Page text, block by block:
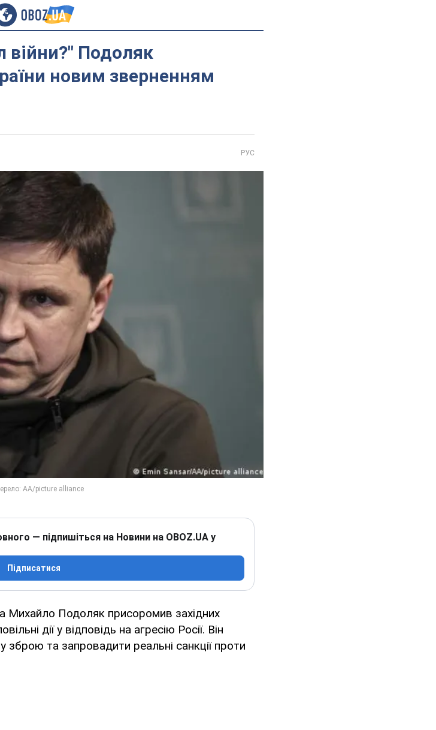
війни?" Подоляк
новим зверненням
РУС
— підпишіться на Новини на OBOZ.UA у
Підписатися
Михайло Подоляк присоромив західних
дії у відповідь на агресію Росії. Він
зброю та запровадити реальні санкції проти